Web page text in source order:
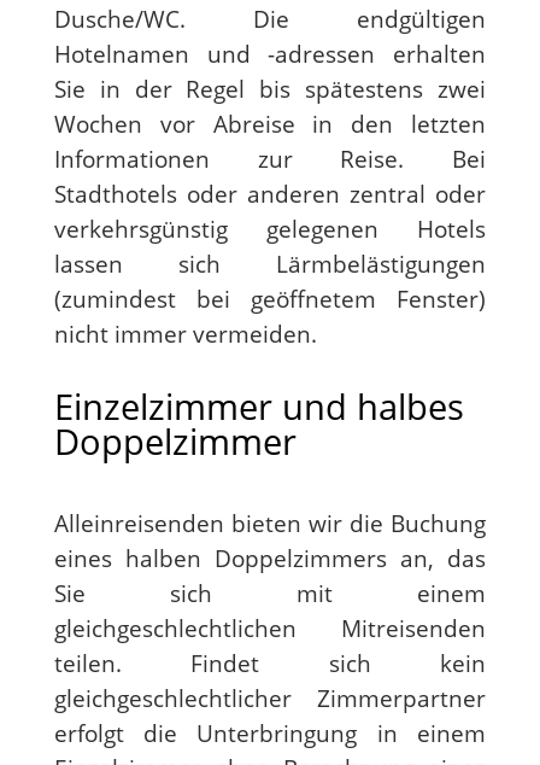
Dusche/WC. Die endgültigen
Hotelnamen und -adressen erhalten
Sie in der Regel bis spätestens zwei
Wochen vor Abreise in den letzten
Informationen zur Reise. Bei
Stadthotels oder anderen zentral oder
verkehrsgünstig gelegenen Hotels
lassen sich Lärmbelästigungen
(zumindest bei geöffnetem Fenster)
nicht immer vermeiden.
Einzelzimmer und halbes
Doppelzimmer
Alleinreisenden bieten wir die Buchung
eines halben Doppelzimmers an, das
Sie sich mit einem
gleichgeschlechtlichen Mitreisenden
teilen. Findet sich kein
gleichgeschlechtlicher Zimmerpartner
erfolgt die Unterbringung in einem